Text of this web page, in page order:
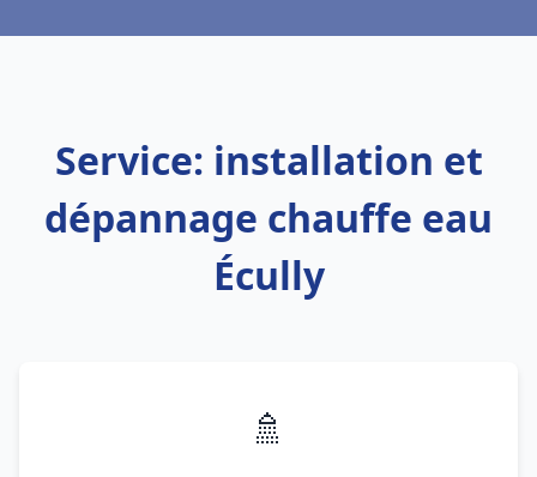
Service: installation et
dépannage chauffe eau
Écully
🚿